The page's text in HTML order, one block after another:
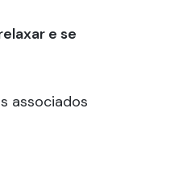
e se
associados